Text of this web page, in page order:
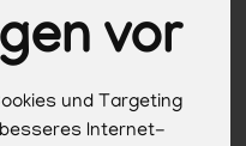
vor
und Targeting
Internet-
Informationen